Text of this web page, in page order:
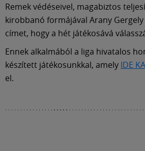
Remek védéseivel, magabiztos
kirobbanó formájával Arany
címet, hogy a hét játékosává
Ennek alkalmából a liga hivatalos
készített játékosunkkal, amely IDE
el.
English